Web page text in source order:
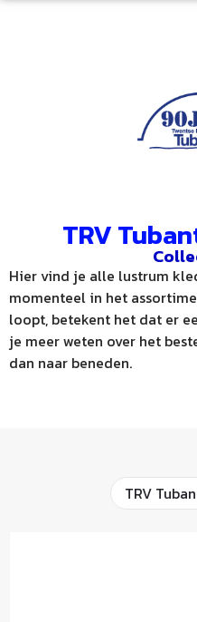
TRV
Hier vind je alle lustrum
momenteel in het
loopt, betekent het dat er
je meer weten over het
dan naar beneden.
TRV